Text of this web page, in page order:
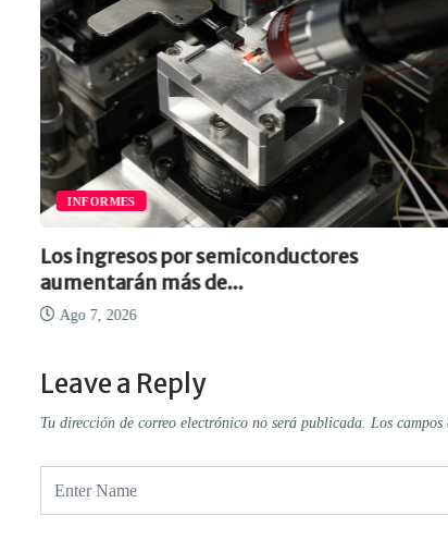
INFORMES
Los ingresos por semiconductores
aumentarán más de...
Ago 7, 2026
Leave a Reply
Tu dirección de correo electrónico no será publicada. Los